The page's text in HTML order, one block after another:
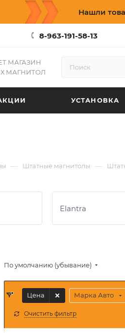
Нашли
8-963-191-58-13
МАГАЗИН
МАГНИТОЛ
УСТАНОВКА
— Штатные магнитолы —
Elantra
По умолчанию (убывание)
Цена Марка Авто
Очистить фильтр